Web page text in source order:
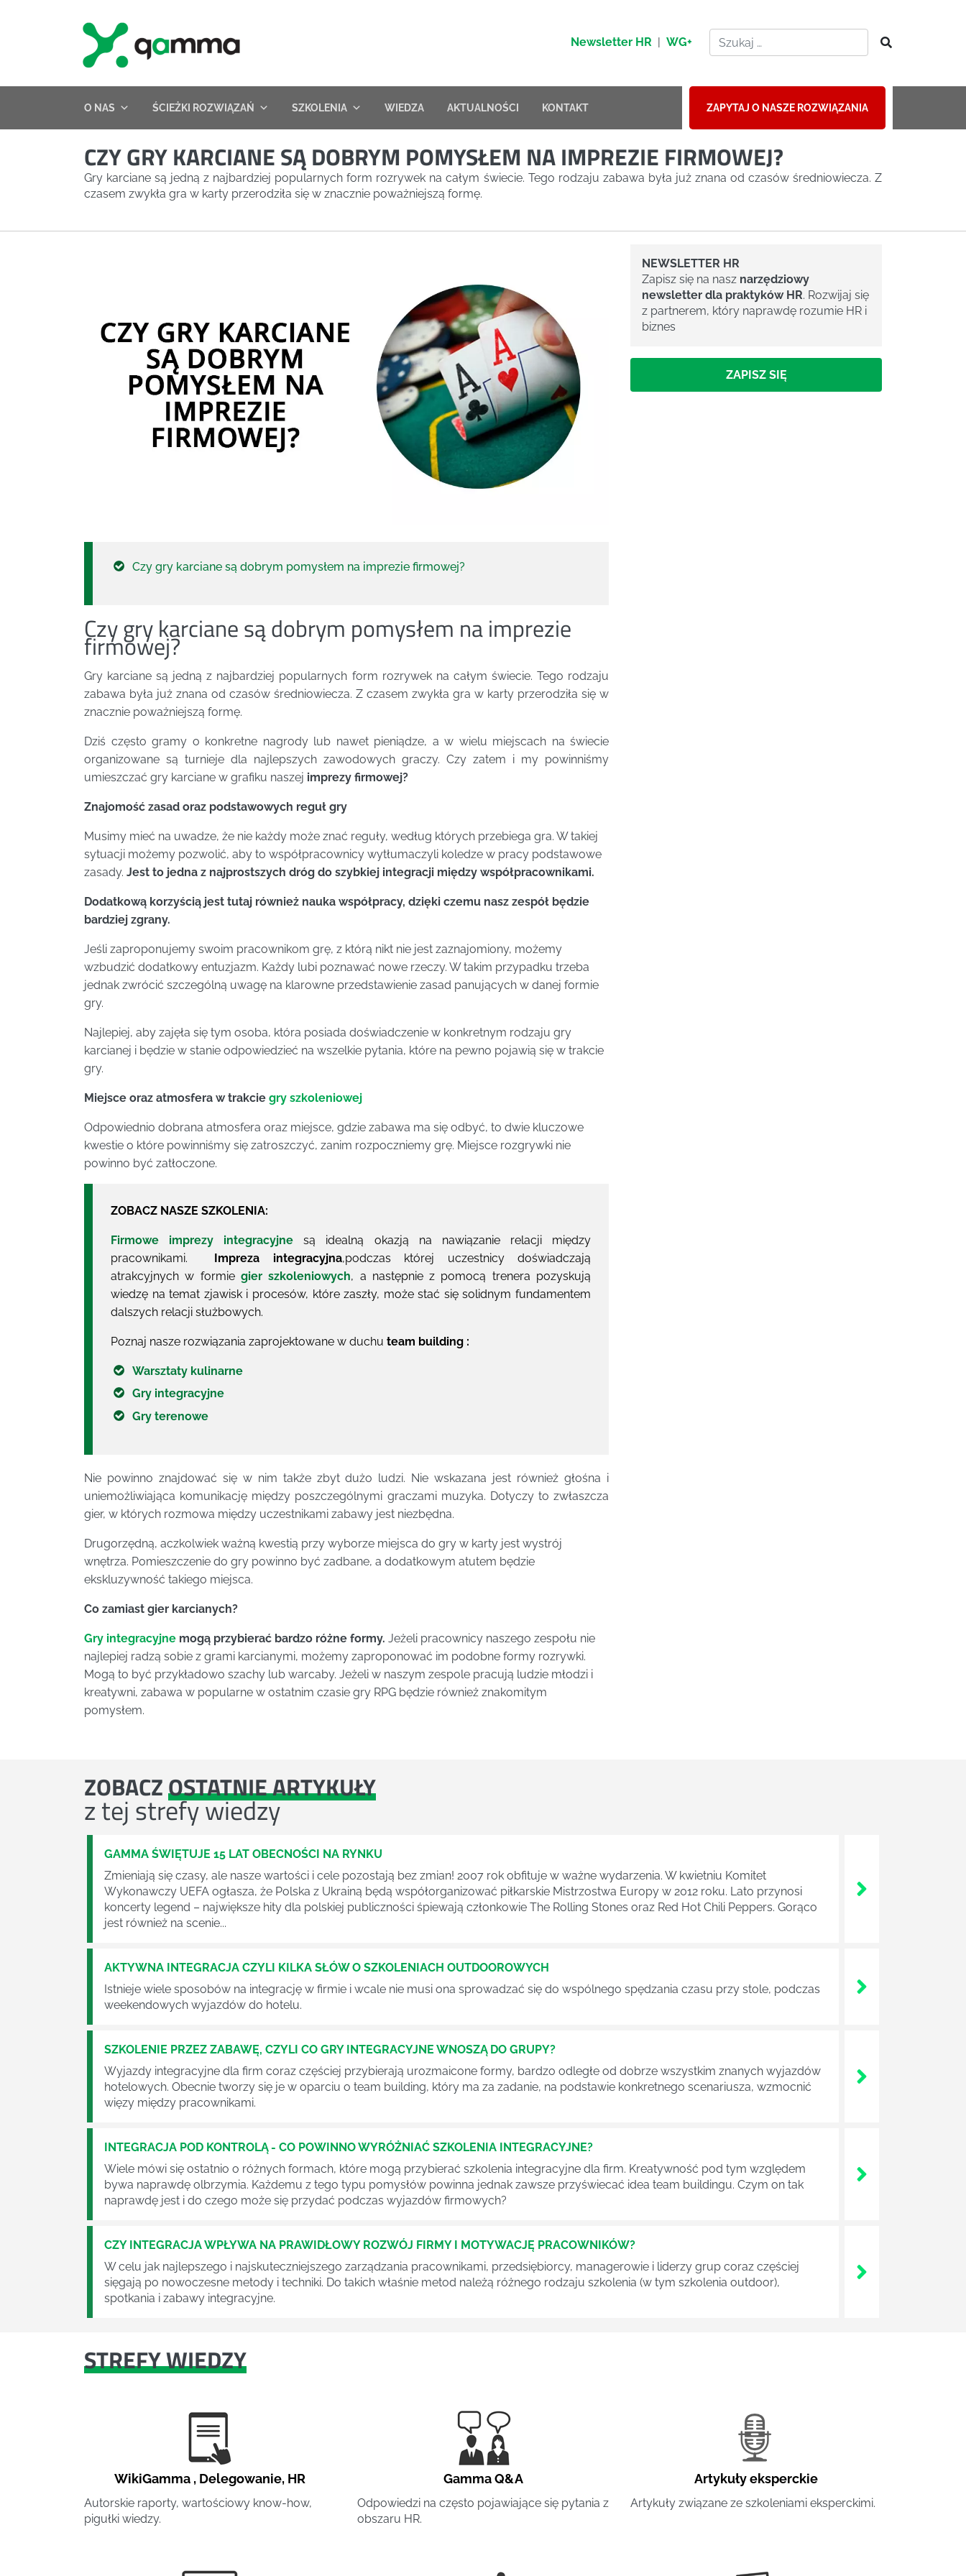
Newsletter HR | WG+
O NAS ŚCIEŻKI ROZWIĄZAŃ SZKOLENIA WIEDZA AKTUALNOŚCI KONTAKT ZAPYTAJ O NASZE ROZWIĄZANIA
CZY GRY KARCIANE SĄ DOBRYM POMYSŁEM NA IMPREZIE FIRMOWEJ?
Gry karciane są jedną z najbardziej popularnych form rozrywek na całym świecie. Tego rodzaju zabawa była już znana od czasów średniowiecza. Z
czasem zwykła gra w karty przerodziła się w znacznie poważniejszą formę.
Czy gry karciane są dobrym pomysłem na imprezie firmowej?
Czy gry karciane są dobrym pomysłem na imprezie
firmowej?
Gry karciane są jedną z najbardziej popularnych form rozrywek na całym świecie. Tego rodzaju
zabawa była już znana od czasów średniowiecza. Z czasem zwykła gra w karty przerodziła się w
znacznie poważniejszą formę.
Dziś często gramy o konkretne nagrody lub nawet pieniądze, a w wielu miejscach na świecie
organizowane są turnieje dla najlepszych zawodowych graczy. Czy zatem i my powinniśmy
umieszczać gry karciane w grafiku naszej imprezy firmowej?
Znajomość zasad oraz podstawowych reguł gry
Musimy mieć na uwadze, że nie każdy może znać reguły, według których przebiega gra. W takiej
sytuacji możemy pozwolić, aby to współpracownicy wytłumaczyli koledze w pracy podstawowe
zasady. Jest to jedna z najprostszych dróg do szybkiej integracji między współpracownikami.
Dodatkową korzyścią jest tutaj również nauka współpracy, dzięki czemu nasz zespół będzie
bardziej zgrany.
Jeśli zaproponujemy swoim pracownikom grę, z którą nikt nie jest zaznajomiony, możemy
wzbudzić dodatkowy entuzjazm. Każdy lubi poznawać nowe rzeczy. W takim przypadku trzeba
jednak zwrócić szczególną uwagę na klarowne przedstawienie zasad panujących w danej formie
gry.
Najlepiej, aby zajęła się tym osoba, która posiada doświadczenie w konkretnym rodzaju gry
karcianej i będzie w stanie odpowiedzieć na wszelkie pytania, które na pewno pojawią się w trakcie
gry.
Miejsce oraz atmosfera w trakcie gry szkoleniowej
Odpowiednio dobrana atmosfera oraz miejsce, gdzie zabawa ma się odbyć, to dwie kluczowe
kwestie o które powinniśmy się zatroszczyć, zanim rozpoczniemy grę. Miejsce rozgrywki nie
powinno być zatłoczone.
ZOBACZ NASZE SZKOLENIA:
Firmowe imprezy integracyjne są idealną okazją na nawiązanie relacji między
pracownikami. Impreza integracyjna,podczas której uczestnicy doświadczają
atrakcyjnych w formie gier szkoleniowych, a następnie z pomocą trenera pozyskują
wiedzę na temat zjawisk i procesów, które zaszły, może stać się solidnym fundamentem
dalszych relacji służbowych.
Poznaj nasze rozwiązania zaprojektowane w duchu team building :
Warsztaty kulinarne
Gry integracyjne
Gry terenowe
Nie powinno znajdować się w nim także zbyt dużo ludzi. Nie wskazana jest również głośna i
uniemożliwiająca komunikację między poszczególnymi graczami muzyka. Dotyczy to zwłaszcza
gier, w których rozmowa między uczestnikami zabawy jest niezbędna.
Drugorzędną, aczkolwiek ważną kwestią przy wyborze miejsca do gry w karty jest wystrój
wnętrza. Pomieszczenie do gry powinno być zadbane, a dodatkowym atutem będzie
ekskluzywność takiego miejsca.
Co zamiast gier karcianych?
Gry integracyjne mogą przybierać bardzo różne formy. Jeżeli pracownicy naszego zespołu nie
najlepiej radzą sobie z grami karcianymi, możemy zaproponować im podobne formy rozrywki.
Mogą to być przykładowo szachy lub warcaby. Jeżeli w naszym zespole pracują ludzie młodzi i
kreatywni, zabawa w popularne w ostatnim czasie gry RPG będzie również znakomitym
pomysłem.
NEWSLETTER HR
Zapisz się na nasz narzędziowy
newsletter dla praktyków HR. Rozwijaj się
z partnerem, który naprawdę rozumie HR i
biznes
ZAPISZ SIĘ
ZOBACZOSTATNIE ARTYKUŁY
z tej strefy wiedzy
GAMMA ŚWIĘTUJE 15 LAT OBECNOŚCI NA RYNKU
Zmieniają się czasy, ale nasze wartości i cele pozostają bez zmian! 2007 rok obfituje w ważne wydarzenia. W kwietniu Komitet
Wykonawczy UEFA ogłasza, że Polska z Ukrainą będą współorganizować piłkarskie Mistrzostwa Europy w 2012 roku. Lato przynosi
koncerty legend – największe hity dla polskiej publiczności śpiewają członkowie The Rolling Stones oraz Red Hot Chili Peppers. Gorąco
jest również na scenie...
AKTYWNA INTEGRACJA CZYLI KILKA SŁÓW O SZKOLENIACH OUTDOOROWYCH
Istnieje wiele sposobów na integrację w firmie i wcale nie musi ona sprowadzać się do wspólnego spędzania czasu przy stole, podczas
weekendowych wyjazdów do hotelu.
SZKOLENIE PRZEZ ZABAWĘ, CZYLI CO GRY INTEGRACYJNE WNOSZĄ DO GRUPY?
Wyjazdy integracyjne dla firm coraz częściej przybierają urozmaicone formy, bardzo odległe od dobrze wszystkim znanych wyjazdów
hotelowych. Obecnie tworzy się je w oparciu o team building, który ma za zadanie, na podstawie konkretnego scenariusza, wzmocnić
więzy między pracownikami.
INTEGRACJA POD KONTROLĄ - CO POWINNO WYRÓŻNIAĆ SZKOLENIA INTEGRACYJNE?
Wiele mówi się ostatnio o różnych formach, które mogą przybierać szkolenia integracyjne dla firm. Kreatywność pod tym względem
bywa naprawdę olbrzymia. Każdemu z tego typu pomysłów powinna jednak zawsze przyświecać idea team buildingu. Czym on tak
naprawdę jest i do czego może się przydać podczas wyjazdów firmowych?
CZY INTEGRACJA WPŁYWA NA PRAWIDŁOWY ROZWÓJ FIRMY I MOTYWACJĘ PRACOWNIKÓW?
W celu jak najlepszego i najskuteczniejszego zarządzania pracownikami, przedsiębiorcy, managerowie i liderzy grup coraz częściej
sięgają po nowoczesne metody i techniki. Do takich właśnie metod należą różnego rodzaju szkolenia (w tym szkolenia outdoor),
spotkania i zabawy integracyjne.
STREFY WIEDZY
WikiGamma , Delegowanie, HR
Autorskie raporty, wartościowy know-how,
pigułki wiedzy.
Gamma Q&A
Odpowiedzi na często pojawiające się pytania z
obszaru HR.
Artykuły eksperckie
Artykuły związane ze szkoleniami eksperckimi.